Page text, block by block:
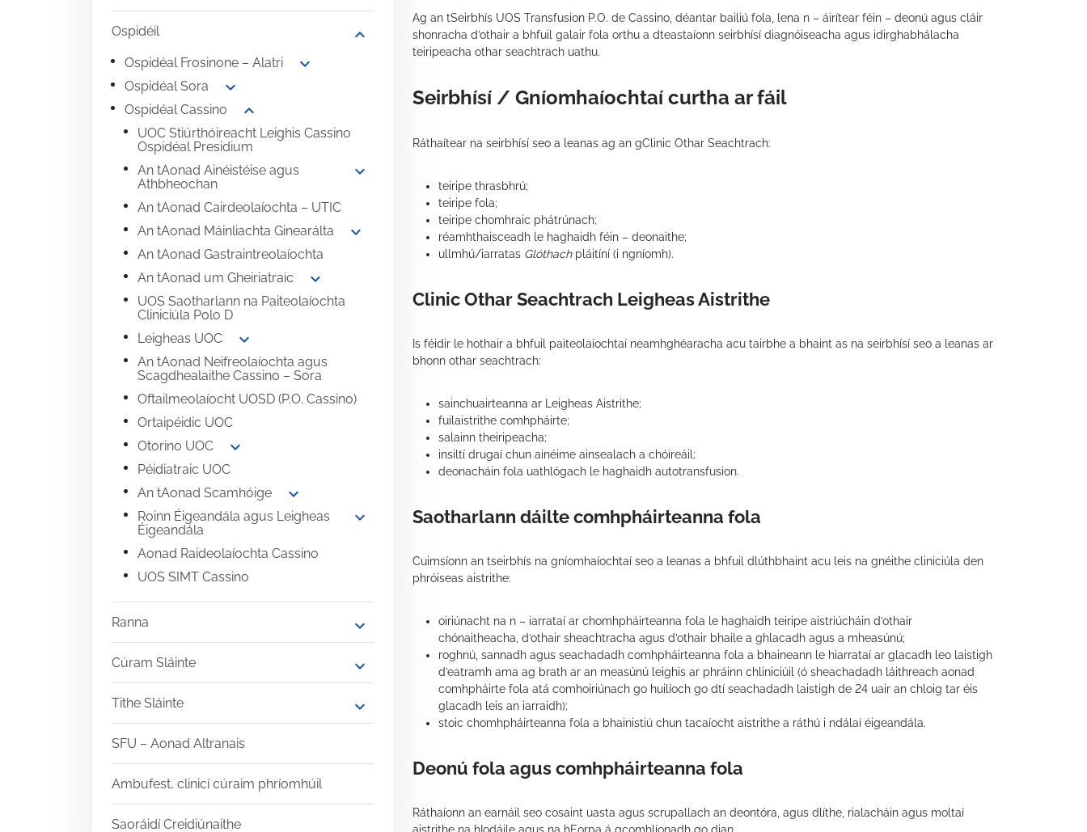
Ospidéil expand_more
Ospidéal Frosinone – Alatri expand_more
Ospidéal Sora expand_more
Ospidéal Cassino expand_more
UOC Stiúrthóireacht Leighis Cassino
Ospidéal Presidium
An tAonad Ainéistéise agus
Athbheochan
expand_more
An tAonad Cairdeolaíochta – UTIC
An tAonad Máinliachta Ginearálta
expand_more
An tAonad Gastraintreolaíochta
An tAonad um Gheiriatraic
expand_more
UOS Saotharlann na Paiteolaíochta
Cliniciúla Polo D
Leigheas UOC
expand_more
An tAonad Neifreolaíochta agus
Scagdhealaithe Cassino – Sora
Oftailmeolaíocht UOSD (P.O. Cassino)
Ortaipéidic UOC
Otorino UOC
expand_more
Péidiatraic UOC
An tAonad Scamhóige
expand_more
Roinn Éigeandála agus Leigheas
Éigeandála
expand_more
Aonad Raideolaíochta Cassino
UOS SIMT Cassino
Ranna expand_more
Cúram Sláinte expand_more
Tithe Sláinte expand_more
SFU – Aonad Altranais
Ambufest, clinicí cúraim phríomhúil
Saoráidí Creidiúnaithe
Ag an tSeirbhís UOS Transfusion P.O. de Cassino, déantar bailiú fola, lena n – áirítear féin – deonú agus cláir
shonracha d’othair a bhfuil galair fola orthu a dteastaíonn seirbhísí diagnóiseacha agus idirghabhálacha
teiripeacha othar seachtrach uathu.
Seirbhísí / Gníomhaíochtaí curtha ar fáil
Ráthaítear na seirbhísí seo a leanas ag an gClinic Othar Seachtrach:
teiripe thrasbhrú;
teiripe fola;
teiripe chomhraic phátrúnach;
réamhthaisceadh le haghaidh féin – deonaithe;
ullmhú/iarratas Glóthachpláitíní (i ngníomh).
Clinic Othar Seachtrach Leigheas Aistrithe
Is féidir le hothair a bhfuil paiteolaíochtaí neamhghéaracha acu tairbhe a bhaint as na seirbhísí seo a leanas ar
bhonn othar seachtrach:
sainchuairteanna ar Leigheas Aistrithe;
fuilaistrithe comhpháirte;
salainn theiripeacha;
insiltí drugaí chun ainéime ainsealach a chóireáil;
deonacháin fola uathlógach le haghaidh autotransfusion.
Saotharlann dáilte comhpháirteanna fola
Cuimsíonn an tseirbhís na gníomhaíochtaí seo a leanas a bhfuil dlúthbhaint acu leis na gnéithe cliniciúla den
phróiseas aistrithe:
oiriúnacht na n – iarrataí ar chomhpháirteanna fola le haghaidh teiripe aistriúcháin d’othair
chónaitheacha, d’othair sheachtracha agus d’othair bhaile a ghlacadh agus a mheasúnú;
roghnú, sannadh agus seachadadh comhpháirteanna fola a bhaineann le hiarrataí ar glacadh leo laistigh
d’eatramh ama ag brath ar an measúnú leighis ar phráinn chliniciúil (ó sheachadadh láithreach aonad
comhpháirte fola atá comhoiriúnach go huilíoch go dtí seachadadh laistigh de 24 uair an chloig tar éis
glacadh leis an iarraidh);
stoic chomhpháirteanna fola a bhainistiú chun tacaíocht aistrithe a ráthú i ndálaí éigeandála.
Deonú fola agus comhpháirteanna fola
Ráthaíonn an earnáil seo cosaint uasta agus scrupallach an deontóra, agus dlíthe, rialacháin agus moltaí